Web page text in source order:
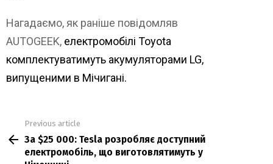
Нагадаємо, як раніше повідомляв
AUTOGEEK, електромобілі Toyota
комплектуватимуть акумуляторами LG,
випущеними в Мічигані.
more
Previous article
За $25 000: Tesla розробляє доступний
електромобіль, що виготовлятимуть у